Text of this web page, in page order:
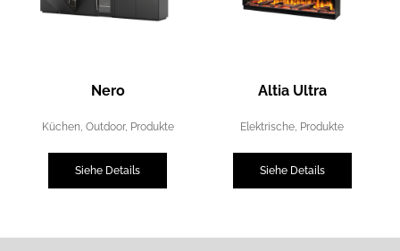
Nero
Küchen, Outdoor, Produkte
Siehe Details
Altia Ultra
Elektrische, Produkte
Siehe Details